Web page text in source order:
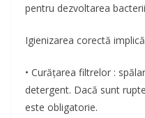
pentru dezvoltarea
Igienizarea corectă
• Curățarea filtrelor :
detergent. Dacă sunt
este obligatorie.